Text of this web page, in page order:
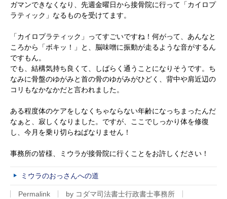
ガマンできなくなり、先週金曜日から接骨院に行って「カイロプ
ラティック」なるものを受けてます。
「カイロプラティック」ってすごいですね！何がって、あんなと
ころから「ボキッ！」と、脳味噌に振動が走るような音がするん
ですもん。
でも、結構気持ち良くて、しばらく通うことになりそうです。ち
なみに骨盤のゆがみと首の骨のゆがみがひどく、背中や肩近辺の
コリもなかなかだと言われました。
ある程度体のケアをしなくちゃならない年齢になっちまったんだ
なぁと、寂しくなりました。ですが、ここでしっかり体を修復
し、今月を乗り切らねばなりません！
事務所の皆様、ミウラが接骨院に行くことをお許しください！
ミウラのおっさんへの道
Permalink
by コダマ司法書士行政書士事務所